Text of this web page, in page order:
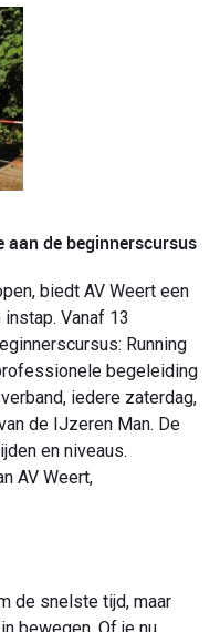
aan de beginnerscursus
biedt AV Weert een
Vanaf 13
Running
begeleiding
iedere zaterdag,
de IJzeren Man. De
en niveaus.
AV Weert,
de snelste tijd, maar
bewegen. Of je nu